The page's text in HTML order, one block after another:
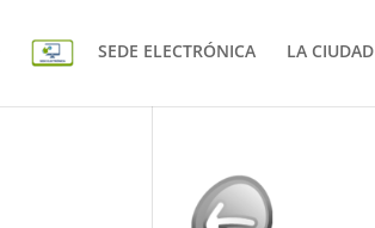
SEDE ELECTRÓNICA LA CIUDAD